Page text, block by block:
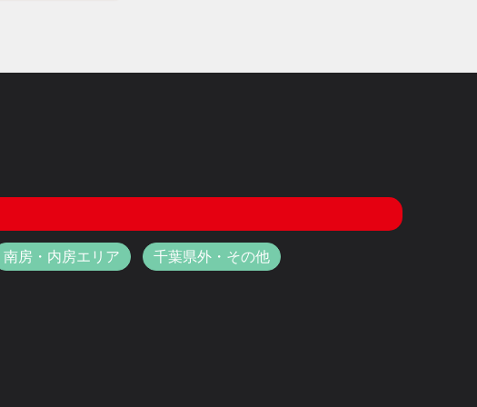
南房・内房エリア 千葉県外・その他